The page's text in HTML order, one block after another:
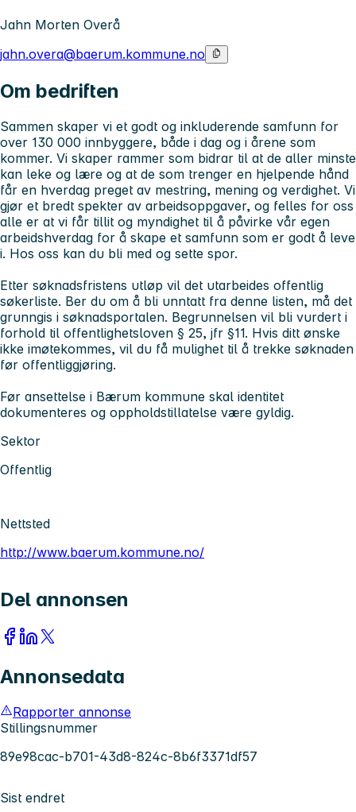
Jahn Morten Overå
jahn.overa@baerum.kommune.no
Om bedriften
Sammen skaper vi et godt og inkluderende samfunn for
over 130 000 innbyggere, både i dag og i årene som
kommer. Vi skaper rammer som bidrar til at de aller minste
kan leke og lære og at de som trenger en hjelpende hånd
får en hverdag preget av mestring, mening og verdighet. Vi
gjør et bredt spekter av arbeidsoppgaver, og felles for oss
alle er at vi får tillit og myndighet til å påvirke vår egen
arbeidshverdag for å skape et samfunn som er godt å leve
i. Hos oss kan du bli med og sette spor.
Etter søknadsfristens utløp vil det utarbeides offentlig
søkerliste. Ber du om å bli unntatt fra denne listen, må det
grunngis i søknadsportalen. Begrunnelsen vil bli vurdert i
forhold til offentlighetsloven § 25, jfr §11. Hvis ditt ønske
ikke imøtekommes, vil du få mulighet til å trekke søknaden
før offentliggjøring.
Før ansettelse i Bærum kommune skal identitet
dokumenteres og oppholdstillatelse være gyldig.
Sektor
Offentlig
Nettsted
http://www.baerum.kommune.no/
Del annonsen
Annonsedata
Rapporter annonse
Stillingsnummer
89e98cac-b701-43d8-824c-8b6f3371df57
Sist endret